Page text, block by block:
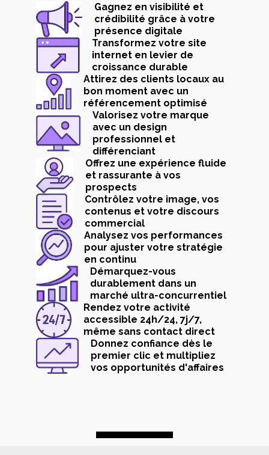
Gagnez en visibilité et
crédibilité grâce à votre
présence digitale
Transformez votre site
internet en levier de
croissance durable
Attirez des clients locaux au
bon moment avec un
référencement optimisé
Valorisez votre marque
avec un design
professionnel et
différenciant
Offrez une expérience fluide
et rassurante à vos
prospects
Contrôlez votre image, vos
contenus et votre discours
commercial
Analysez vos performances
pour ajuster votre stratégie
en continu
Démarquez-vous
durablement dans un
marché ultra-concurrentiel
Rendez votre activité
accessible 24h/24, 7j/7,
même sans contact direct
Donnez confiance dès le
premier clic et multipliez
vos opportunités d'affaires